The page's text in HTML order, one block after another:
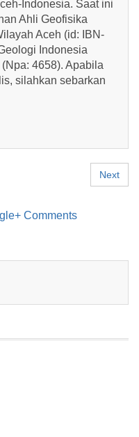
Indonesia. Saat ini
Ahli Geofisika
Aceh (id: IBN-
Indonesia
4658). Apabila
silahkan sebarkan
Next
Comments